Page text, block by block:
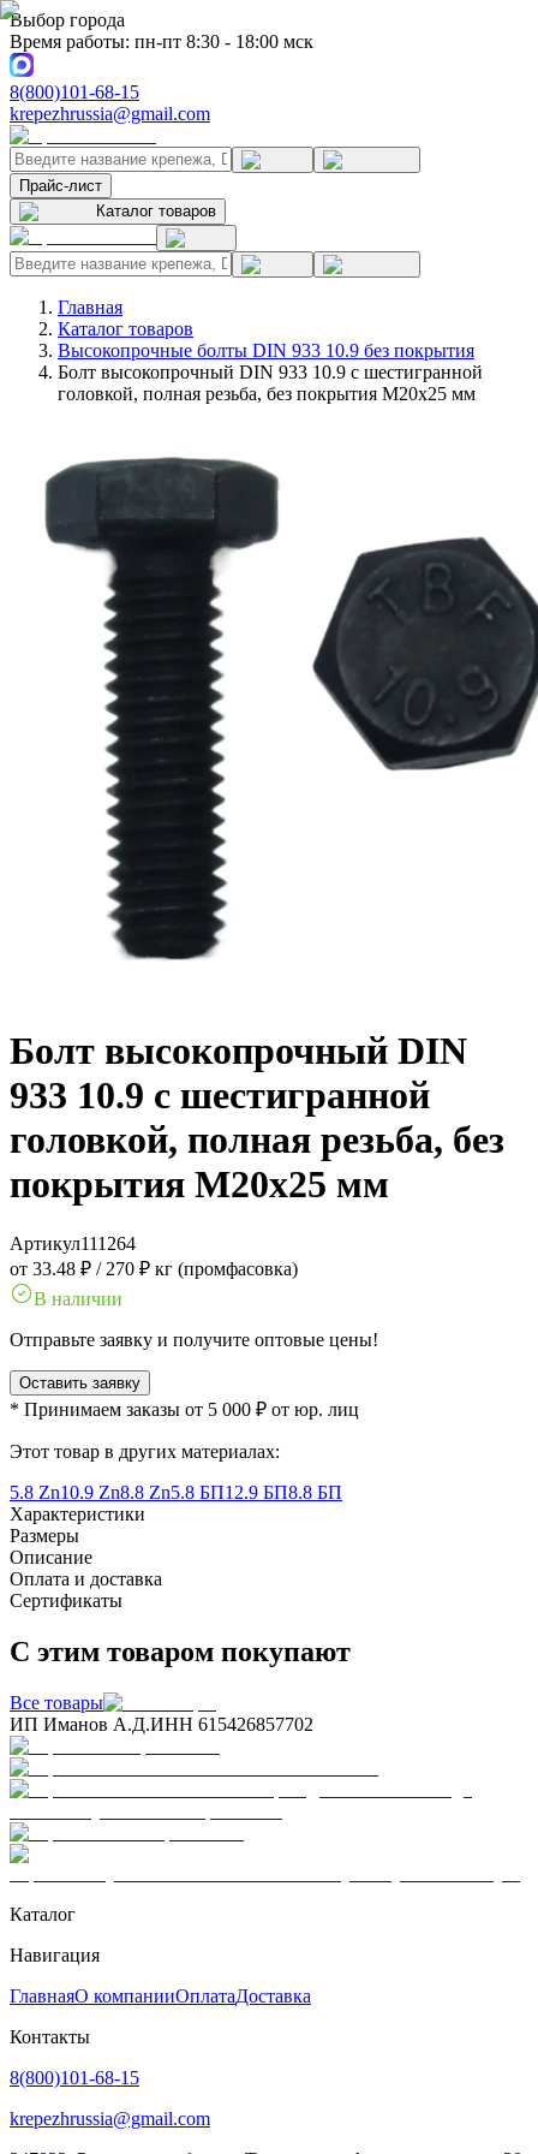
Выбор города
Время работы: пн-пт 8:30 - 18:00 мск
8(800)101-68-15
krepezhrussia@gmail.com
Прайс-лист
Каталог товаров
Главная
Каталог товаров
Высокопрочные болты DIN 933 10.9 без покрытия
Болт высокопрочный DIN 933 10.9 с шестигранной
головкой, полная резьба, без покрытия M20x25 мм
Болт высокопрочный DIN
933 10.9 с шестигранной
головкой, полная резьба, без
покрытия M20x25 мм
Артикул111264
от 33.48 ₽ / 270 ₽ кг (промфасовка)
В наличии
Отправьте заявку и получите оптовые цены!
Оставить заявку
* Принимаем заказы от 5 000 ₽ от юр. лиц
Этот товар в других материалах:
5.8 Zn10.9 Zn8.8 Zn5.8 БП12.9 БП8.8 БП
Характеристики
Размеры
Описание
Оплата и доставка
Сертификаты
С этим товаром покупают
Все товары
ИП Иманов А.Д.ИНН 615426857702
Каталог
Навигация
ГлавнаяО компанииОплатаДоставка
Контакты
8(800)101-68-15
krepezhrussia@gmail.com